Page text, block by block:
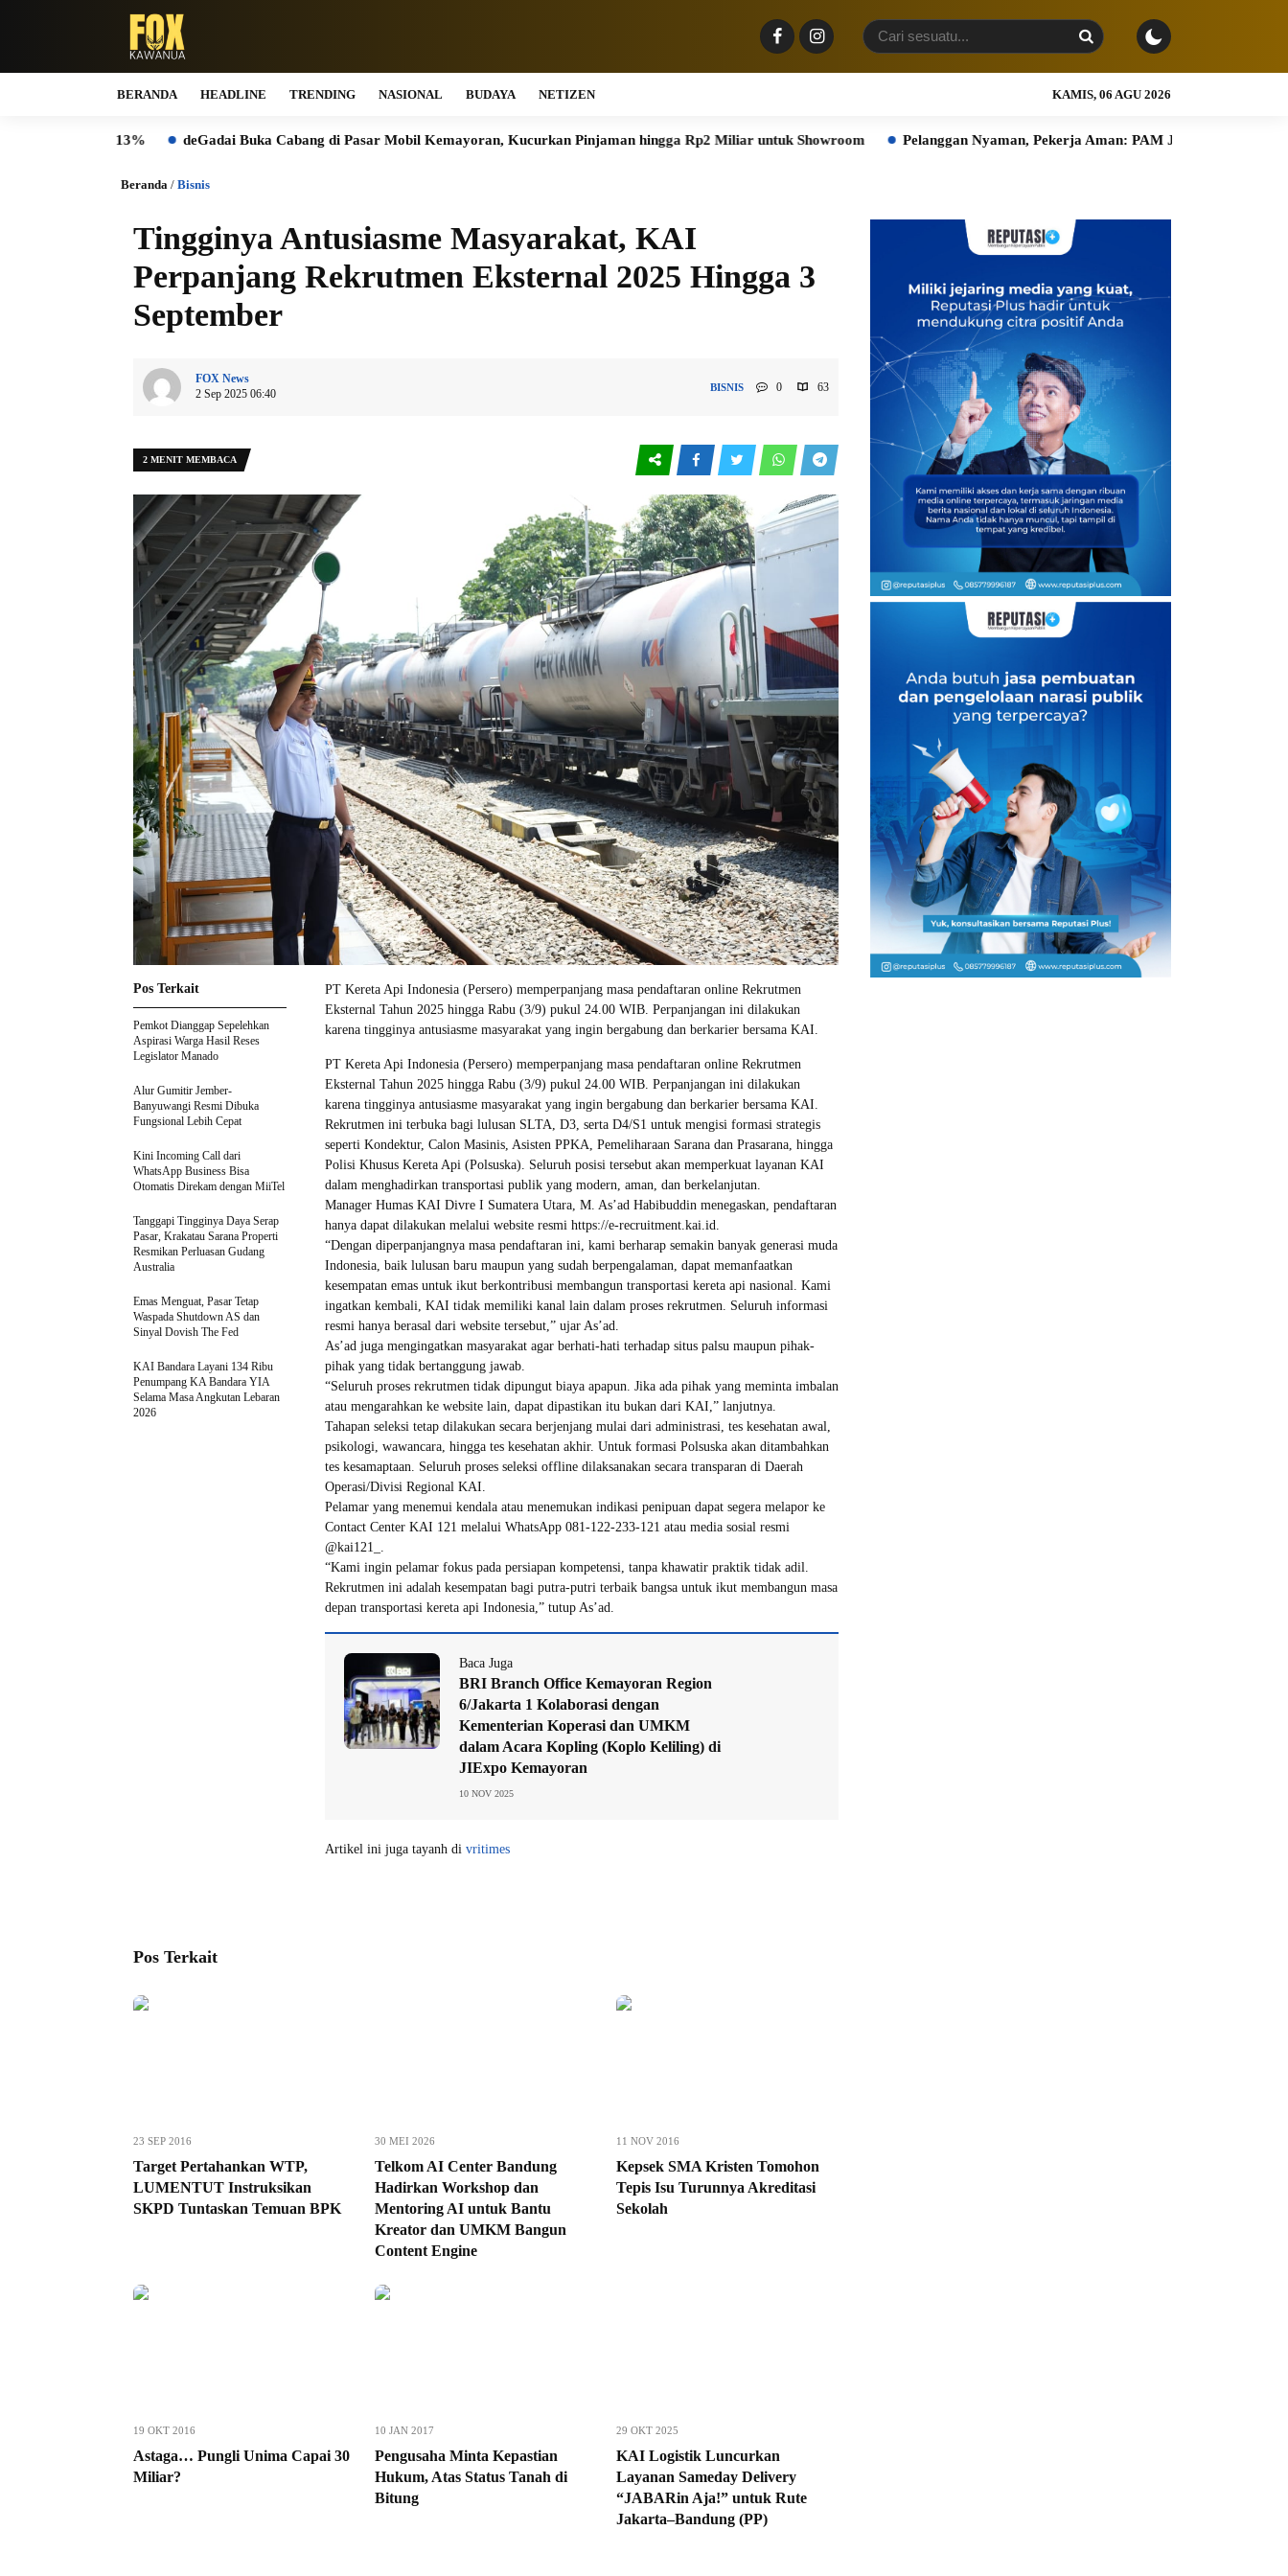
BERANDA HEADLINE TRENDING NASIONAL BUDAYA NETIZEN KAMIS, 06 AGU 2026
deGadai Buka Cabang di Pasar Mobil Kemayoran, Kucurkan Pinjaman hingga Rp2 Miliar untuk Showroom Pelanggan Nyaman, Pekerja Aman: PAM JAYA Perkuat Komitmen K3
Beranda / Bisnis
Tingginya Antusiasme Masyarakat, KAI
Perpanjang Rekrutmen Eksternal 2025 Hingga 3
September
FOX News
2 Sep 2025 06:40
BISNIS 0 63
2 MENIT MEMBACA
PT Kereta Api Indonesia (Persero) memperpanjang masa pendaftaran online Rekrutmen
Eksternal Tahun 2025 hingga Rabu (3/9) pukul 24.00 WIB. Perpanjangan ini dilakukan
karena tingginya antusiasme masyarakat yang ingin bergabung dan berkarier bersama KAI.
PT Kereta Api Indonesia (Persero) memperpanjang masa pendaftaran online Rekrutmen
Eksternal Tahun 2025 hingga Rabu (3/9) pukul 24.00 WIB. Perpanjangan ini dilakukan
karena tingginya antusiasme masyarakat yang ingin bergabung dan berkarier bersama KAI.
Rekrutmen ini terbuka bagi lulusan SLTA, D3, serta D4/S1 untuk mengisi formasi strategis
seperti Kondektur, Calon Masinis, Asisten PPKA, Pemeliharaan Sarana dan Prasarana, hingga
Polisi Khusus Kereta Api (Polsuska). Seluruh posisi tersebut akan memperkuat layanan KAI
dalam menghadirkan transportasi publik yang modern, aman, dan berkelanjutan.
Manager Humas KAI Divre I Sumatera Utara, M. As’ad Habibuddin menegaskan, pendaftaran
hanya dapat dilakukan melalui website resmi https://e-recruitment.kai.id.
“Dengan diperpanjangnya masa pendaftaran ini, kami berharap semakin banyak generasi muda
Indonesia, baik lulusan baru maupun yang sudah berpengalaman, dapat memanfaatkan
kesempatan emas untuk ikut berkontribusi membangun transportasi kereta api nasional. Kami
ingatkan kembali, KAI tidak memiliki kanal lain dalam proses rekrutmen. Seluruh informasi
resmi hanya berasal dari website tersebut,” ujar As’ad.
As’ad juga mengingatkan masyarakat agar berhati-hati terhadap situs palsu maupun pihak-
pihak yang tidak bertanggung jawab.
“Seluruh proses rekrutmen tidak dipungut biaya apapun. Jika ada pihak yang meminta imbalan
atau mengarahkan ke website lain, dapat dipastikan itu bukan dari KAI,” lanjutnya.
Tahapan seleksi tetap dilakukan secara berjenjang mulai dari administrasi, tes kesehatan awal,
psikologi, wawancara, hingga tes kesehatan akhir. Untuk formasi Polsuska akan ditambahkan
tes kesamaptaan. Seluruh proses seleksi offline dilaksanakan secara transparan di Daerah
Operasi/Divisi Regional KAI.
Pelamar yang menemui kendala atau menemukan indikasi penipuan dapat segera melapor ke
Contact Center KAI 121 melalui WhatsApp 081-122-233-121 atau media sosial resmi
@kai121_.
“Kami ingin pelamar fokus pada persiapan kompetensi, tanpa khawatir praktik tidak adil.
Rekrutmen ini adalah kesempatan bagi putra-putri terbaik bangsa untuk ikut membangun masa
depan transportasi kereta api Indonesia,” tutup As’ad.
Baca Juga
BRI Branch Office Kemayoran Region
6/Jakarta 1 Kolaborasi dengan
Kementerian Koperasi dan UMKM
dalam Acara Kopling (Koplo Keliling) di
JIExpo Kemayoran
10 NOV 2025
Artikel ini juga tayanh di vritimes
Pos Terkait
Pemkot Dianggap Sepelehkan
Aspirasi Warga Hasil Reses
Legislator Manado
Alur Gumitir Jember-
Banyuwangi Resmi Dibuka
Fungsional Lebih Cepat
Kini Incoming Call dari
WhatsApp Business Bisa
Otomatis Direkam dengan MiiTel
Tanggapi Tingginya Daya Serap
Pasar, Krakatau Sarana Properti
Resmikan Perluasan Gudang
Australia
Emas Menguat, Pasar Tetap
Waspada Shutdown AS dan
Sinyal Dovish The Fed
KAI Bandara Layani 134 Ribu
Penumpang KA Bandara YIA
Selama Masa Angkutan Lebaran
2026
Pos Terkait
23 SEP 2016
Target Pertahankan WTP,
LUMENTUT Instruksikan
SKPD Tuntaskan Temuan BPK
30 MEI 2026
Telkom AI Center Bandung
Hadirkan Workshop dan
Mentoring AI untuk Bantu
Kreator dan UMKM Bangun
Content Engine
11 NOV 2016
Kepsek SMA Kristen Tomohon
Tepis Isu Turunnya Akreditasi
Sekolah
19 OKT 2016
Astaga… Pungli Unima Capai 30
Miliar?
10 JAN 2017
Pengusaha Minta Kepastian
Hukum, Atas Status Tanah di
Bitung
29 OKT 2025
KAI Logistik Luncurkan
Layanan Sameday Delivery
“JABARin Aja!” untuk Rute
Jakarta–Bandung (PP)